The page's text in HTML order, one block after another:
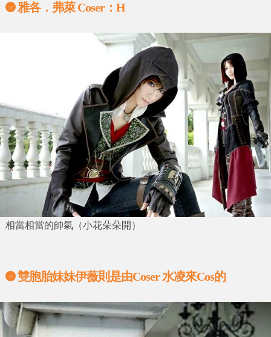
雅各．弗萊 Coser：H
相當相當的帥氣（小花朵朵開）
雙胞胎妹妹伊薇則是由Coser 水凌來Cos的